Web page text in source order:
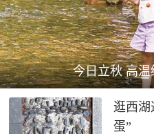
今日立秋 高温
逛西湖
蛋”